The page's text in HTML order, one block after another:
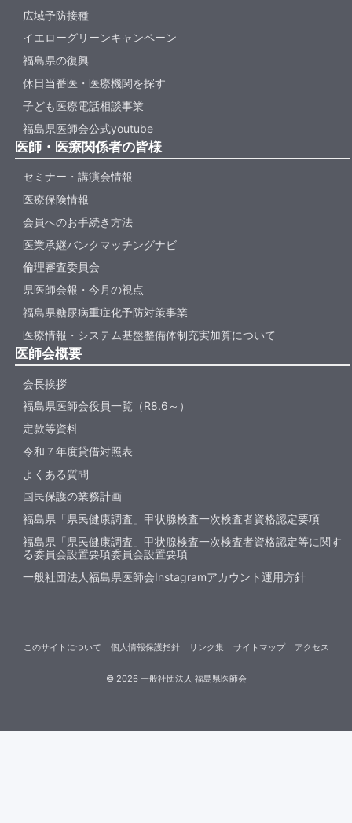
広域予防接種
イエローグリーンキャンペーン
福島県の復興
休日当番医・医療機関を探す
子ども医療電話相談事業
福島県医師会公式youtube
医師・医療関係者の皆様
セミナー・講演会情報
医療保険情報
会員へのお手続き方法
医業承継バンクマッチングナビ
倫理審査委員会
県医師会報・今月の視点
福島県糖尿病重症化予防対策事業
医療情報・システム基盤整備体制充実加算について
医師会概要
会長挨拶
福島県医師会役員一覧（R8.6～）
定款等資料
令和７年度貸借対照表
よくある質問
国民保護の業務計画
福島県「県民健康調査」甲状腺検査一次検査者資格認定要項
福島県「県民健康調査」甲状腺検査一次検査者資格認定等に関す
る委員会設置要項委員会設置要項
一般社団法人福島県医師会Instagramアカウント運用方針
© 2026一般社団法人 福島県医師会
このサイトについて 個人情報保護指針 リンク集 サイトマップ アクセス